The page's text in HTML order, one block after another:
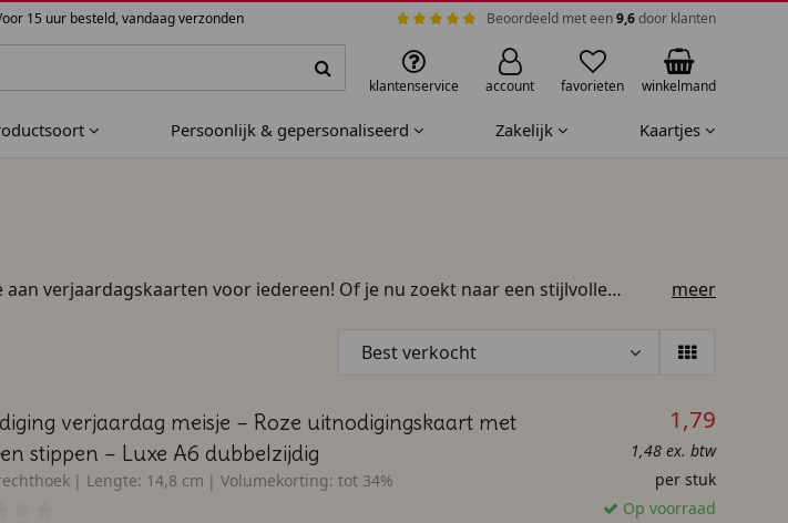
15 uur besteld, vandaag verzonden Beoordeeld met een9,6door klanten
klantenservice account favorieten winkelmand
Persoonlijk & gepersonaliseerd Zakelijk Kaartjes
verjaardagskaarten voor iedereen! Of je nu zoekt naar een stijlvolle
ontwerpen kiezen en deze super eenvoudig aanpassen. Voeg je eigen
meer
Best verkocht
verjaardag meisje – Roze uitnodigingskaart met
stippen – Luxe A6 dubbelzijdig
Lengte: 14,8 cm Volumekorting: tot 34%
1,79
1,48 ex. btw
per stuk
Op voorraad